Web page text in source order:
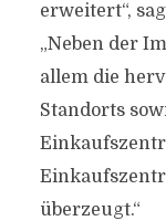
erweitert“,
„Neben der
allem die
Standorts
überzeugt.“